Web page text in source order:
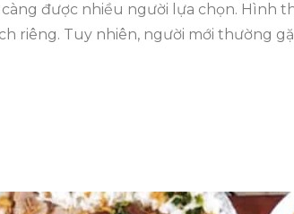
được nhiều người lựa chọn. Hình
riêng. Tuy nhiên, người mới thường